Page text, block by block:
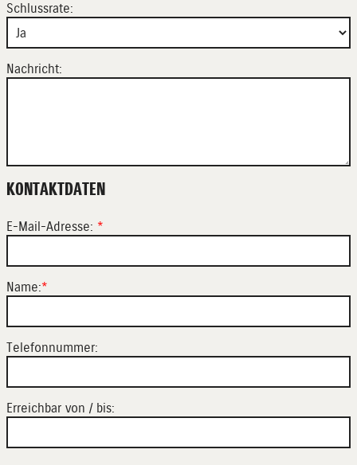
Schlussrate:
Nachricht:
KONTAKTDATEN
E-Mail-Adresse: *
Name:*
Telefonnummer:
Erreichbar von / bis: